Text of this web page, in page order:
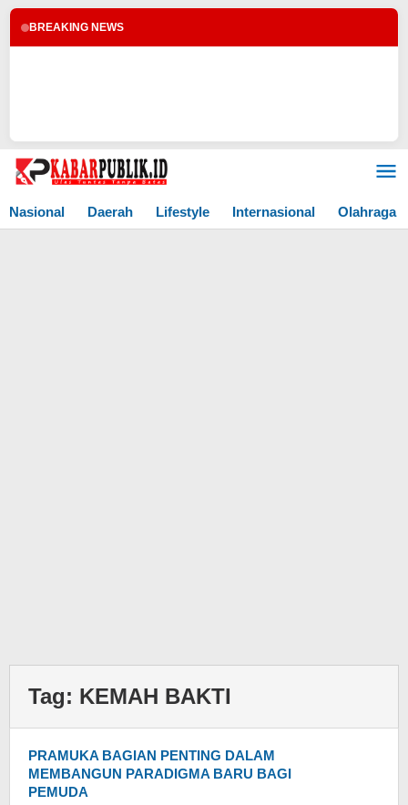
BREAKING NEWS
Lewati
Nasional
Daerah Lifestyle Internasional Olahraga
Tag: KEMAH BAKTI
PRAMUKA BAGIAN PENTING DALAM
MEMBANGUN PARADIGMA BARU BAGI
PEMUDA